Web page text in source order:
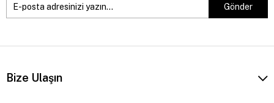
Gönder
Bize Ulaşın